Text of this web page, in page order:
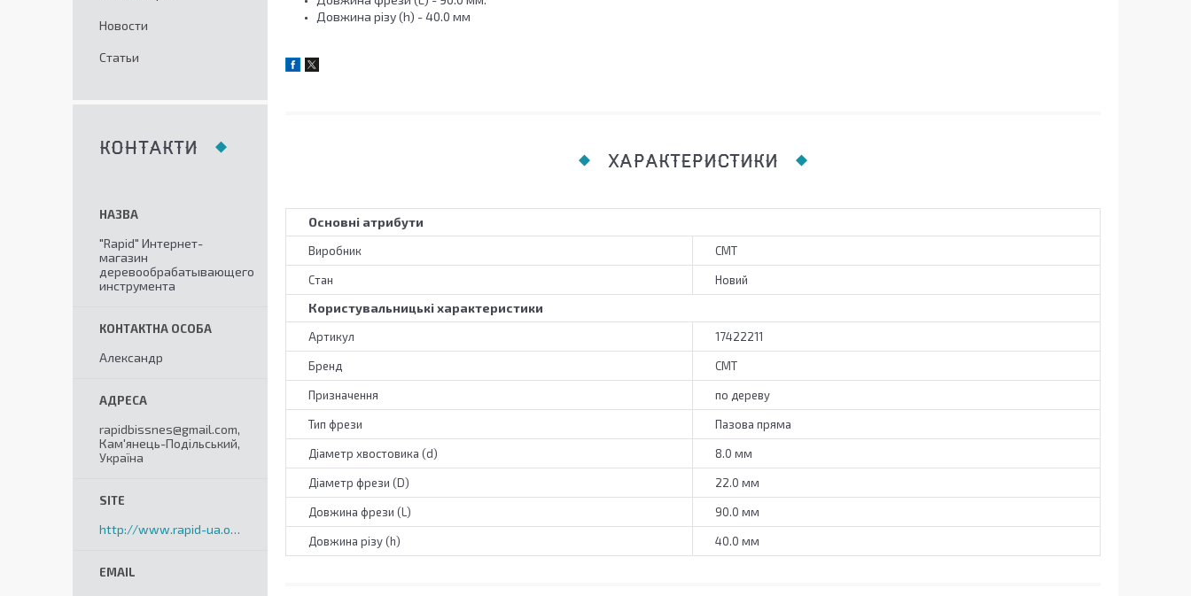
Довжина різу (h) - 40.0 мм
ХАРАКТЕРИСТИКИ
Основні атрибути
Виробник CMT
Стан Новий
Користувальницькі характеристики
Артикул 17422211
Бренд CMT
Призначення по дереву
Тип фрези Пазова пряма
Діаметр хвостовика (d) 8.0 мм
Діаметр фрези (D) 22.0 мм
Довжина фрези (L) 90.0 мм
Довжина різу (h) 40.0 мм
Новости
Статьи
КОНТАКТИ
"Rapid" Интернет-
магазин
деревообрабатывающего
инструмента
Александр
rapidbissnes@gmail.com,
Кам'янець-Подільський,
Україна
http://www.rapid-ua.org